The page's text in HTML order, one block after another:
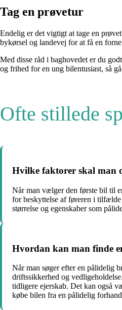
Tag en prøvetur
Endelig er det vigtigt at tage en
bykørsel og landevej for at få en
Med disse råd i baghovedet er du
og frihed for en ung bilentusiast, så
Ofte stillede
Hvilke faktorer skal man
Når man vælger den første bil til
for beskyttelse af føreren i
størrelse og egenskaber som
Hvordan kan man finde
Når man søger efter en pålidelig
driftssikkerhed og
tidligere ejerskab. Det kan også
købe bilen fra en pålidelig